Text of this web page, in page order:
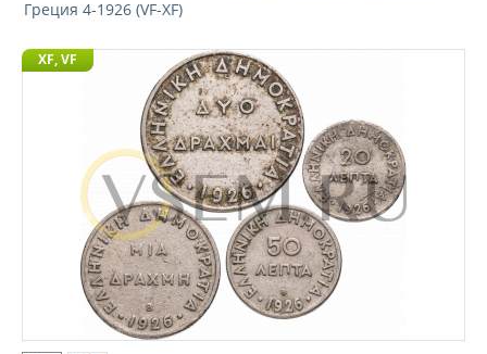
Греция 4-1926 (VF-XF)
XF, VF